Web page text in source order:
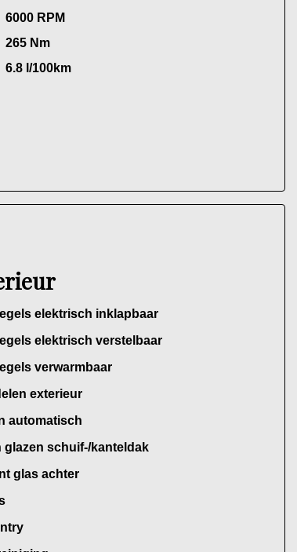
6000 RPM
265 Nm
6.8 l/100km
elektrisch inklapbaar
elektrisch verstelbaar
verwarmbaar
exterieur
automatisch
glazen schuif-/kanteldak
glas achter